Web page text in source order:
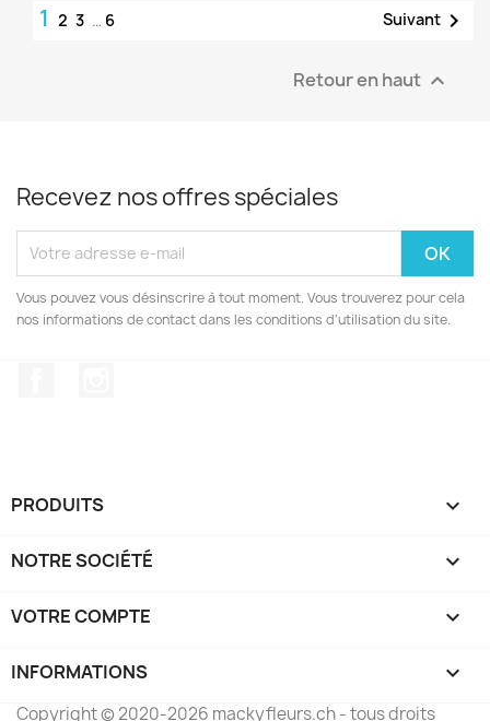
1 2 3 … 6 Suivant 
Retour en haut 
Recevez nos offres spéciales
Vous pouvez vous désinscrire à tout moment. Vous trouverez pour cela
nos informations de contact dans les conditions d'utilisation du site.
PRODUITS 
NOTRE SOCIÉTÉ 
VOTRE COMPTE 
INFORMATIONS keyboard_arrow_down
Copyright © 2020-2026 mackyfleurs.ch - tous droits